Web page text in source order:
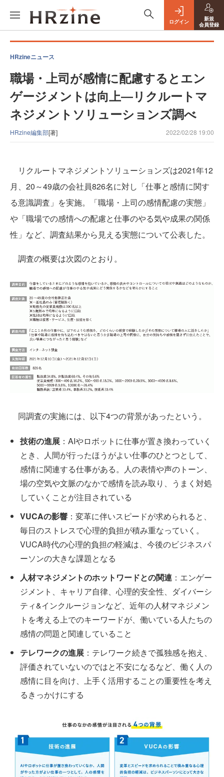
ログイン
新規
会員登録
HRzineニュース
職場・上司が感情に配慮するとエン
ゲージメントは向上―リクルートマ
ネジメントソリューションズ調べ
HRzine編集部[著] 2022/02/28 19:00
リクルートマネジメントソリューションズは2021年12
月、20～49歳の会社員826名に対し「仕事と感情に関す
る意識調査」を実施。「職場・上司の感情配慮の実態」
や「職場での感情への配慮と仕事のやる気や成果の関係
性」など、調査結果から見える実態について公表した。
調査の概要は次図のとおり。
同調査の実施には、以下4つの背景があったという。
技術の進展 ：AIやロボットに仕事が置き換わっていく
とき、人間が行ったほうがよい仕事のひとつとして、
感情に関連する仕事がある。人の表情や声のトーン、
場の空気や文脈のなかで感情を読み取り、うまく対処
していくことが注目されている
VUCAの影響 ：変革に伴いスピードが求められると、
毎日のストレスで心理的負担が積み重なっていく。
VUCA時代の心理的負担の軽減は、今後のビジネスパ
ーソンの大きな課題となる
人材マネジメントのホットワードとの関連 ：エンゲー
ジメント、キャリア自律、心理的安全性、ダイバーシ
ティ&インクルージョンなど、近年の人材マネジメン
トを考える上でのキーワードが、働いている人たちの
感情の問題と関連していること
テレワークの進展 ：テレワーク続きで孤独感を抱え、
評価されていないのではと不安になるなど、働く人の
感情に目を向け、上手く活用することの重要性を考え
るきっかけにする